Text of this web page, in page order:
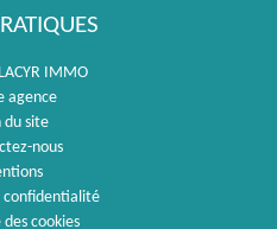
IMMO
agence
du site
nous
confidentialité
cookies